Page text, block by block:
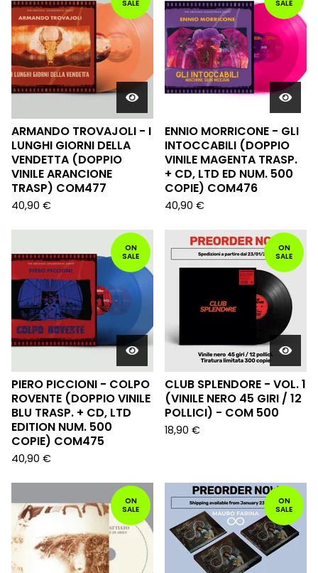
SALE
ARMANDO TROVAJOLI - I
LUNGHI GIORNI DELLA
VENDETTA (DOPPIO
VINILE ARANCIONE
TRASP) COM477
40,90 €
SALE
ENNIO MORRICONE - GLI
INTOCCABILI (DOPPIO
VINILE MAGENTA TRASP.
+ CD, LTD ED NUM. 500
COPIE) COM476
40,90 €
ON
SALE
PIERO PICCIONI - COLPO
ROVENTE (DOPPIO VINILE
BLU TRASP. + CD, LTD
EDITION NUM. 500
COPIE) COM475
40,90 €
ON
SALE
CLUB SPLENDORE - VOL. 1
(VINILE NERO 45 GIRI / 12
POLLICI) - COM 500
18,90 €
ON
SALE
ON
SALE